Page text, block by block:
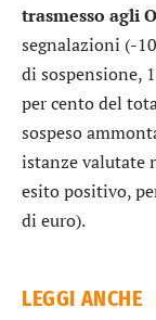
trasmesso agli
segnalazioni (-
di sospensione,
per cento del
sospeso
istanze valutate
esito positivo,
di euro).
LEGGI ANCHE